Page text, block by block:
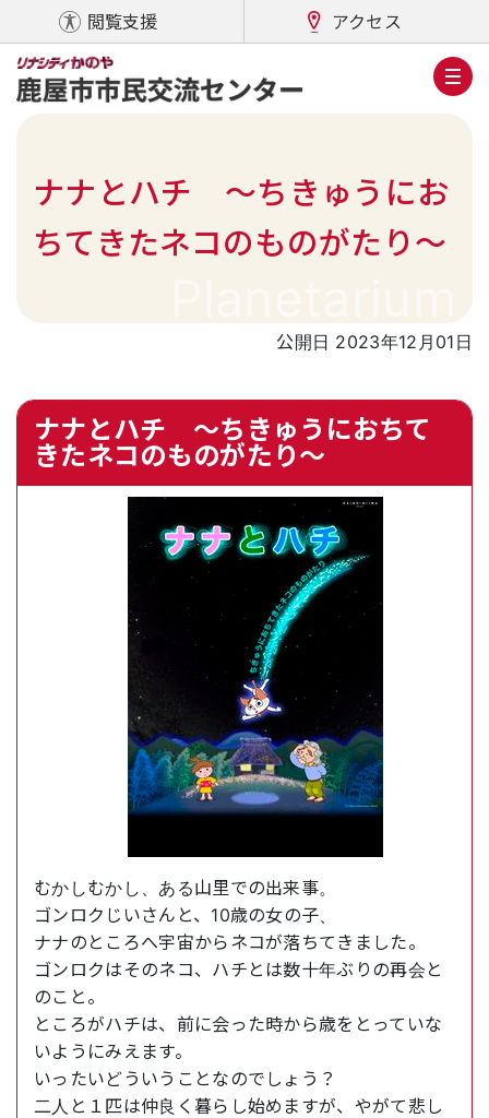
閲覧支援 アクセス
ナナとハチ ～ちきゅうにお
ちてきたネコのものがたり～
公開日 2023年12月01日
ナナとハチ ～ちきゅうにおちて
きたネコのものがたり～
むかしむかし、ある山里での出来事。
ゴンロクじいさんと、10歳の女の子、
ナナのところへ宇宙からネコが落ちてきました。
ゴンロクはそのネコ、ハチとは数十年ぶりの再会と
のこと。
ところがハチは、前に会った時から歳をとっていな
いようにみえます。
いったいどういうことなのでしょう？
二人と１匹は仲良く暮らし始めますが、やがて悲し